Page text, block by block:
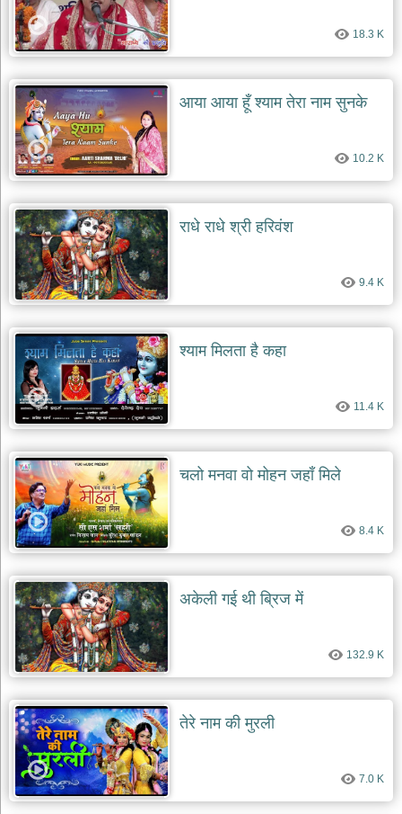
देश
भक्ति
patriotic
bhajans
खाटू
श्याम
भजन
khatu
bhajans
रानी
सती
दादी
भजन
rani
dadi
बावा
लाल
दयाल
भजन
lal
dayal
bhajans
शनि
देव
भजन
dev
bhajans
आज
का
भजन
bhajan
day
भजन
जोड़ें
add
bhajans
18.3 K
आया आया हूँ श्याम तेरा नाम सुनके
10.2 K
राधे राधे श्री हरिवंश
9.4 K
श्याम मिलता है कहा
11.4 K
चलो मनवा वो मोहन जहाँ मिले
8.4 K
अकेली गई थी ब्रिज में
132.9 K
तेरे नाम की मुरली
7.0 K